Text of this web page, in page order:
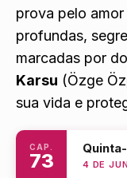
prova pelo
profundas,
marcadas por
Karsu (Özge
sua vida e
CAP.
73 4 DE